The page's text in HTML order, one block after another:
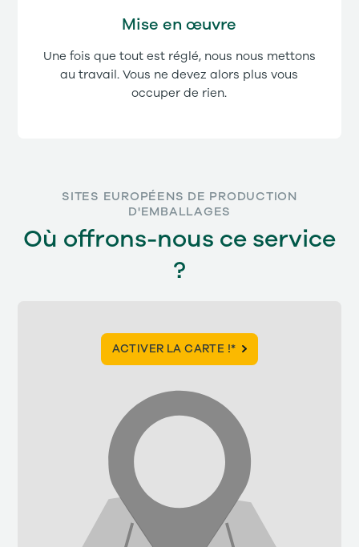
Mise en œuvre
Une fois que tout est réglé, nous nous mettons
au travail. Vous ne devez alors plus vous
occuper de rien.
SITES EUROPÉENS DE PRODUCTION
D'EMBALLAGES
Où offrons-nous ce service
?
ACTIVER LA CARTE !*